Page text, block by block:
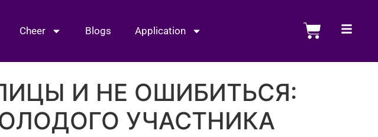
Cheer Blogs Application
И НЕ ОШИБИТЬСЯ:
УЧАСТНИКА